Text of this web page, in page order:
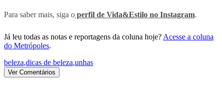
Para saber mais, siga o perfil de Vida&Estilo no Instagram.
Já leu todas as notas e reportagens da coluna hoje? Acesse a coluna
do Metrópoles.
beleza,dicas de beleza,unhas
Ver Comentários